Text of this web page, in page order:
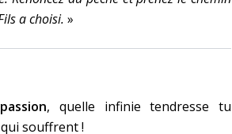
a choisi. »
, quelle infinie tendresse tu
souffrent !